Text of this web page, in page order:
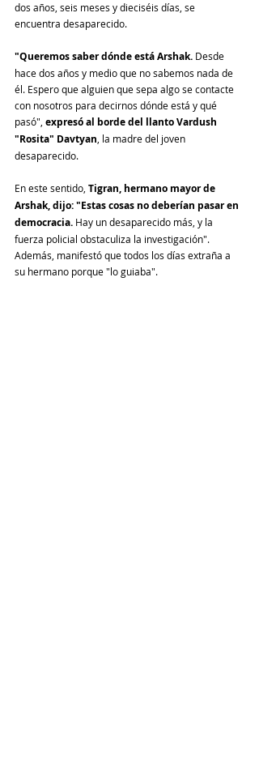
dos años, seis meses y dieciséis días, se
encuentra desaparecido.
"Queremos saber dónde está Arshak. Desde
hace dos años y medio que no sabemos nada de
él. Espero que alguien que sepa algo se contacte
con nosotros para decirnos dónde está y qué
pasó", expresó al borde del llanto Vardush
"Rosita" Davtyan , la madre del joven
desaparecido.
En este sentido, Tigran, hermano mayor de
Arshak, dijo: "Estas cosas no deberían pasar en
democracia. Hay un desaparecido más, y la
fuerza policial obstaculiza la investigación".
Además, manifestó que todos los días extraña a
su hermano porque "lo guiaba".